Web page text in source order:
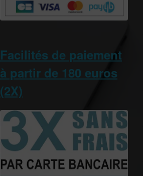
Facilités de paiement
à partir de 180 euros
(2X)